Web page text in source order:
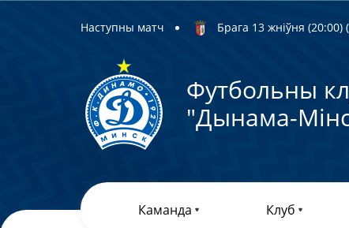
Наступны матч Брага 13 жніўня (20:00)
Футбольны
"Дынама-
Каманда Клуб